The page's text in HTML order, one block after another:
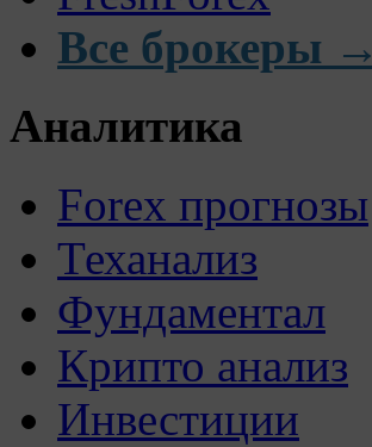
Все брокеры →
Аналитика
Forex прогнозы
Теханализ
Фундаментал
Крипто анализ
Инвестиции